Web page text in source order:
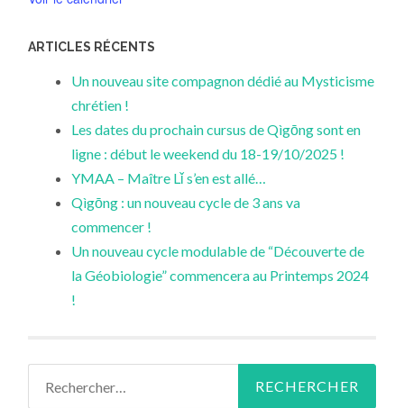
ARTICLES RÉCENTS
Un nouveau site compagnon dédié au Mysticisme
chrétien !
Les dates du prochain cursus de Qìgōng sont en
ligne : début le weekend du 18-19/10/2025 !
YMAA – Maître Lǐ s’en est allé…
Qìgōng : un nouveau cycle de 3 ans va
commencer !
Un nouveau cycle modulable de “Découverte de
la Géobiologie” commencera au Printemps 2024
!